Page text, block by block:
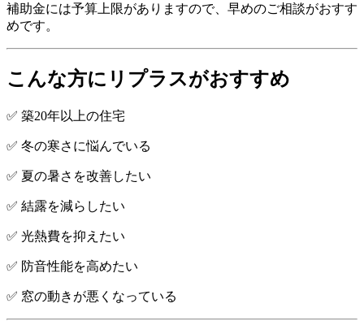
補助金には予算上限がありますので、早めのご相談がおすす
めです。
こんな方にリプラスがおすすめ
✅ 築20年以上の住宅
✅ 冬の寒さに悩んでいる
✅ 夏の暑さを改善したい
✅ 結露を減らしたい
✅ 光熱費を抑えたい
✅ 防音性能を高めたい
✅ 窓の動きが悪くなっている